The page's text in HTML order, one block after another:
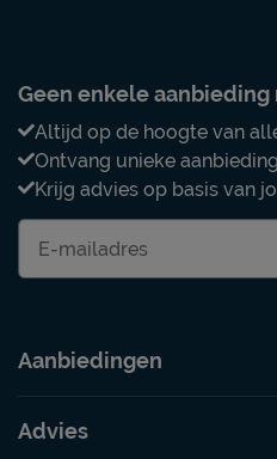
Geen enkele aanbieding
Altijd op de hoogte van
Ontvang unieke
Krijg advies op basis van
Aanbiedingen
Advies